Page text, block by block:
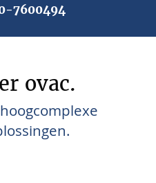
7600494
ovac.